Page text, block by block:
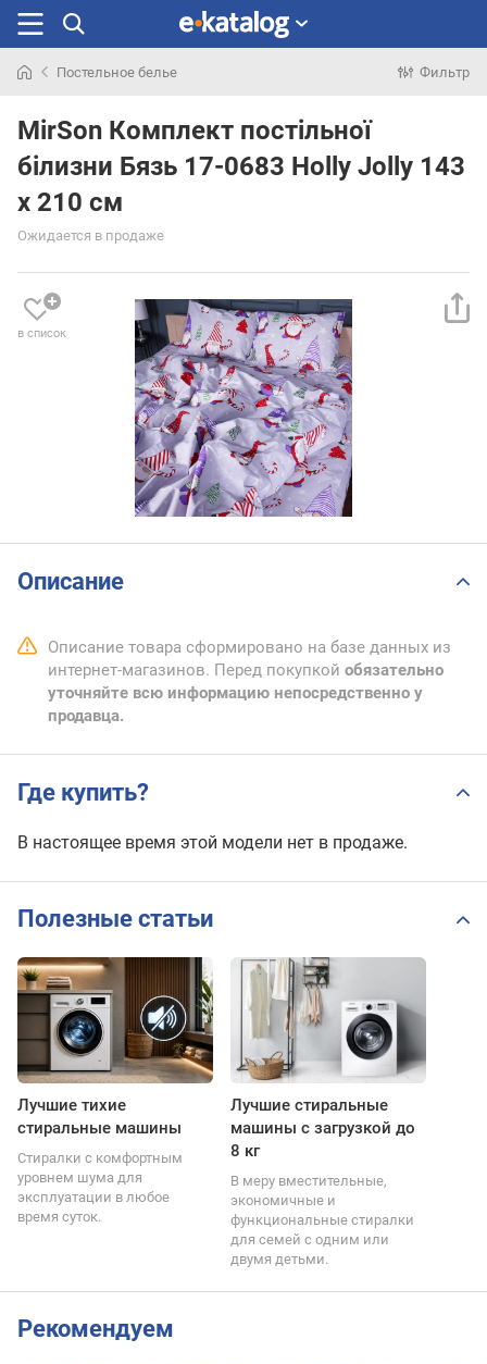
раньше
Постельное белье Фильтр
MirSon Комплект постільної
білизни Бязь 17-0683 Holly Jolly 143
x 210 см
Ожидается в продаже
в список
Описание
Описание товара сформировано на базе данных из
интернет-магазинов. Перед покупкой обязательно
уточняйте всю информацию непосредственно у
продавца.
Где купить?
В настоящее время этой модели нет в продаже.
Полезные статьи
Лучшие тихие
стиральные машины
Стиралки с комфортным
уровнем шума для
эксплуатации в любое
время суток.
Лучшие стиральные
машины с загрузкой до
8 кг
В меру вместительные,
экономичные и
функциональные стиралки
для семей с одним или
двумя детьми.
Рекомендуем